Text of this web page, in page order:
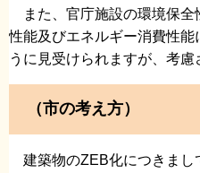
また、官庁施設の環境保全
性能及びエネルギー消費性
うに見受けられますが、考
（市の考え方）
建築物のZEB化につきまし